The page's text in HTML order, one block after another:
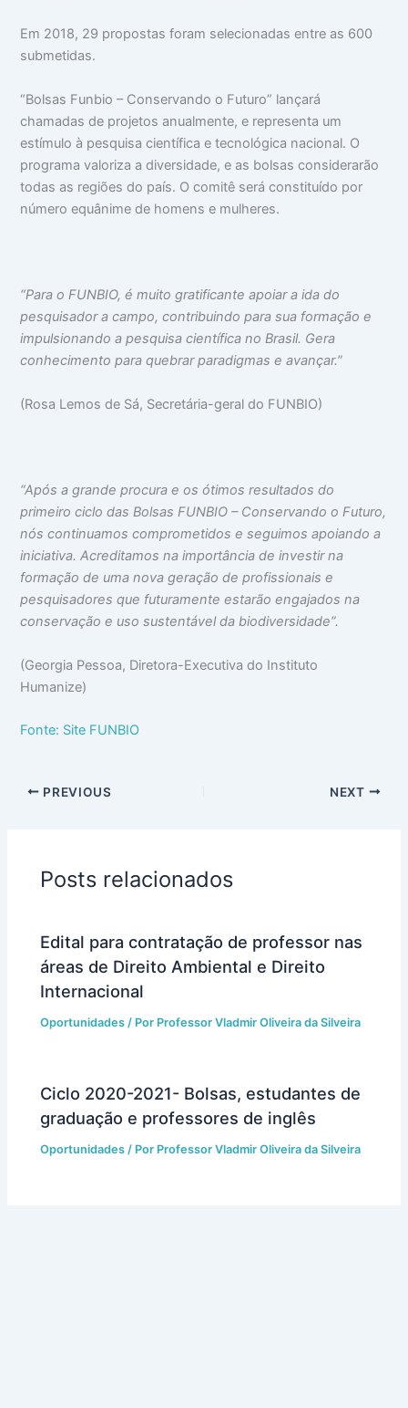
Em 2018, 29 propostas foram selecionadas entre as 600
submetidas.
“Bolsas Funbio – Conservando o Futuro” lançará
chamadas de projetos anualmente, e representa um
estímulo à pesquisa científica e tecnológica nacional. O
programa valoriza a diversidade, e as bolsas considerarão
todas as regiões do país. O comitê será constituído por
número equânime de homens e mulheres.
“Para o FUNBIO, é muito gratificante apoiar a ida do
pesquisador a campo, contribuindo para sua formação e
impulsionando a pesquisa científica no Brasil. Gera
conhecimento para quebrar paradigmas e avançar.”
(Rosa Lemos de Sá, Secretária-geral do FUNBIO)
“Após a grande procura e os ótimos resultados do
primeiro ciclo das Bolsas FUNBIO – Conservando o Futuro,
nós continuamos comprometidos e seguimos apoiando a
iniciativa. Acreditamos na importância de investir na
formação de uma nova geração de profissionais e
pesquisadores que futuramente estarão engajados na
conservação e uso sustentável da biodiversidade”.
(Georgia Pessoa, Diretora-Executiva do Instituto
Humanize)
Fonte: Site FUNBIO
PREVIOUS NEXT
Posts relacionados
Edital para contratação de professor nas
áreas de Direito Ambiental e Direito
Internacional
Oportunidades / Por Professor Vladmir Oliveira da Silveira
Ciclo 2020-2021- Bolsas, estudantes de
graduação e professores de inglês
Oportunidades / Por Professor Vladmir Oliveira da Silveira